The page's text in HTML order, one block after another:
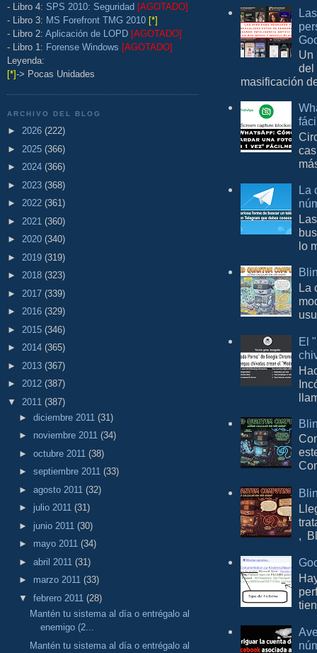
- Libro 4: SPS 2010: Seguridad [AGOTADO]
- Libro 3: MS Forefront TMG 2010 [*]
- Libro 2: Aplicación de LOPD [AGOTADO]
- Libro 1: Forense Windows [AGOTADO]
Leyenda:
[*]-> Pocas Unidades
ARCHIVO DEL BLOG
► 2026 (222)
► 2025 (366)
► 2024 (366)
► 2023 (368)
► 2022 (361)
► 2021 (360)
► 2020 (340)
► 2019 (319)
► 2018 (323)
► 2017 (339)
► 2016 (329)
► 2015 (346)
► 2014 (365)
► 2013 (367)
► 2012 (387)
▼ 2011 (387)
► diciembre 2011 (31)
► noviembre 2011 (34)
► octubre 2011 (38)
► septiembre 2011 (33)
► agosto 2011 (32)
► julio 2011 (31)
► junio 2011 (30)
► mayo 2011 (34)
► abril 2011 (31)
► marzo 2011 (33)
▼ febrero 2011 (28)
Mantén tu sistema al día o entrégalo al
enemigo (2...
Mantén tu sistema al día o entrégalo al
Un
del
masificación
La
lo
La
El
,